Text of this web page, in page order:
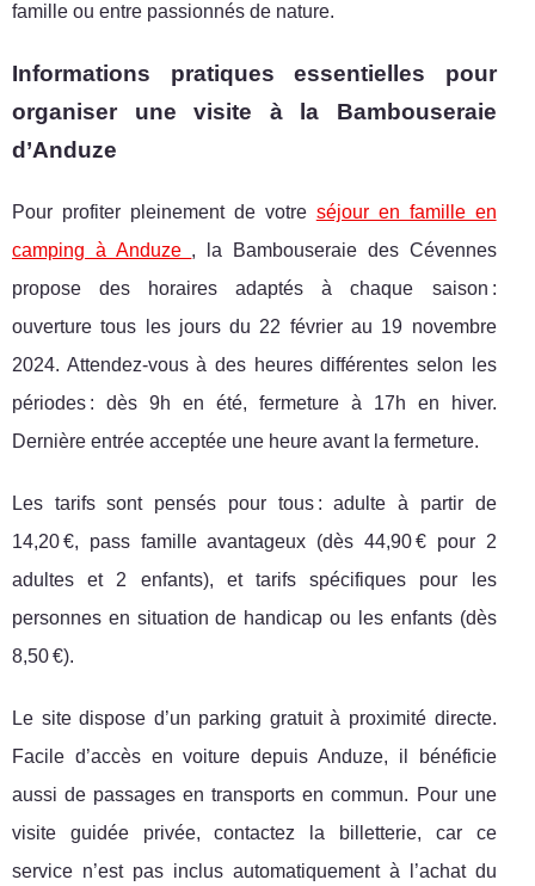
famille ou entre passionnés de nature.
Informations pratiques essentielles pour
organiser une visite à la Bambouseraie
d’Anduze
Pour profiter pleinement de votre séjour en famille en
camping à Anduze , la Bambouseraie des Cévennes
propose des horaires adaptés à chaque saison :
ouverture tous les jours du 22 février au 19 novembre
2024. Attendez-vous à des heures différentes selon les
périodes : dès 9h en été, fermeture à 17h en hiver.
Dernière entrée acceptée une heure avant la fermeture.
Les tarifs sont pensés pour tous : adulte à partir de
14,20 €, pass famille avantageux (dès 44,90 € pour 2
adultes et 2 enfants), et tarifs spécifiques pour les
personnes en situation de handicap ou les enfants (dès
8,50 €).
Le site dispose d’un parking gratuit à proximité directe.
Facile d’accès en voiture depuis Anduze, il bénéficie
aussi de passages en transports en commun. Pour une
visite guidée privée, contactez la billetterie, car ce
service n’est pas inclus automatiquement à l’achat du